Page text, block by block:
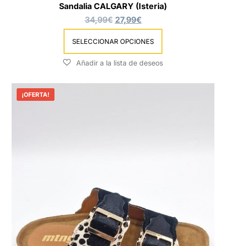
Sandalia CALGARY (Isteria)
34,99€ 27,99€
SELECCIONAR OPCIONES
¡OFERTA!